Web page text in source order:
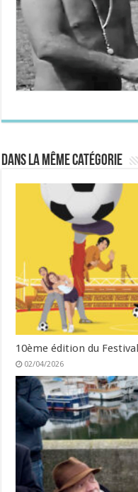
Dans la même catégorie
10ème édition du
02/04/2026